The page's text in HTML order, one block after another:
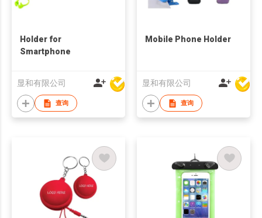
Holder for
Smartphone
显和有限公司
查询
Mobile Phone Holder
显和有限公司
查询